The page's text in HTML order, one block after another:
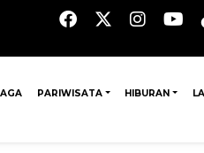
PARIWISATA HIBURAN